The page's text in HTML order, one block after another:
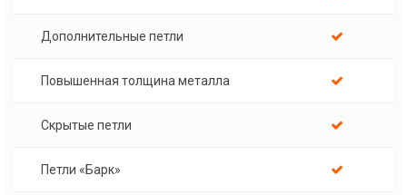
Дополнительные петли
Повышенная толщина металла
Скрытые петли
Петли «Барк»